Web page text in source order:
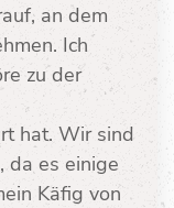
an dem
Ich
zu der
hat. Wir sind
da es einige
Käfig von